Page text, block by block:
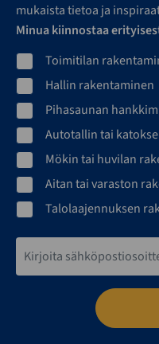
mukaista tietoa ja
Minua kiinnostaa
Toimitilan
Hallin rakentaminen
Pihasaunan
Autotallin tai
Mökin tai huvilan
Aitan tai varaston
Talolaajennuksen
Sähköpostiosoite*